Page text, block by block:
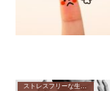
ストレスフリーな生き方